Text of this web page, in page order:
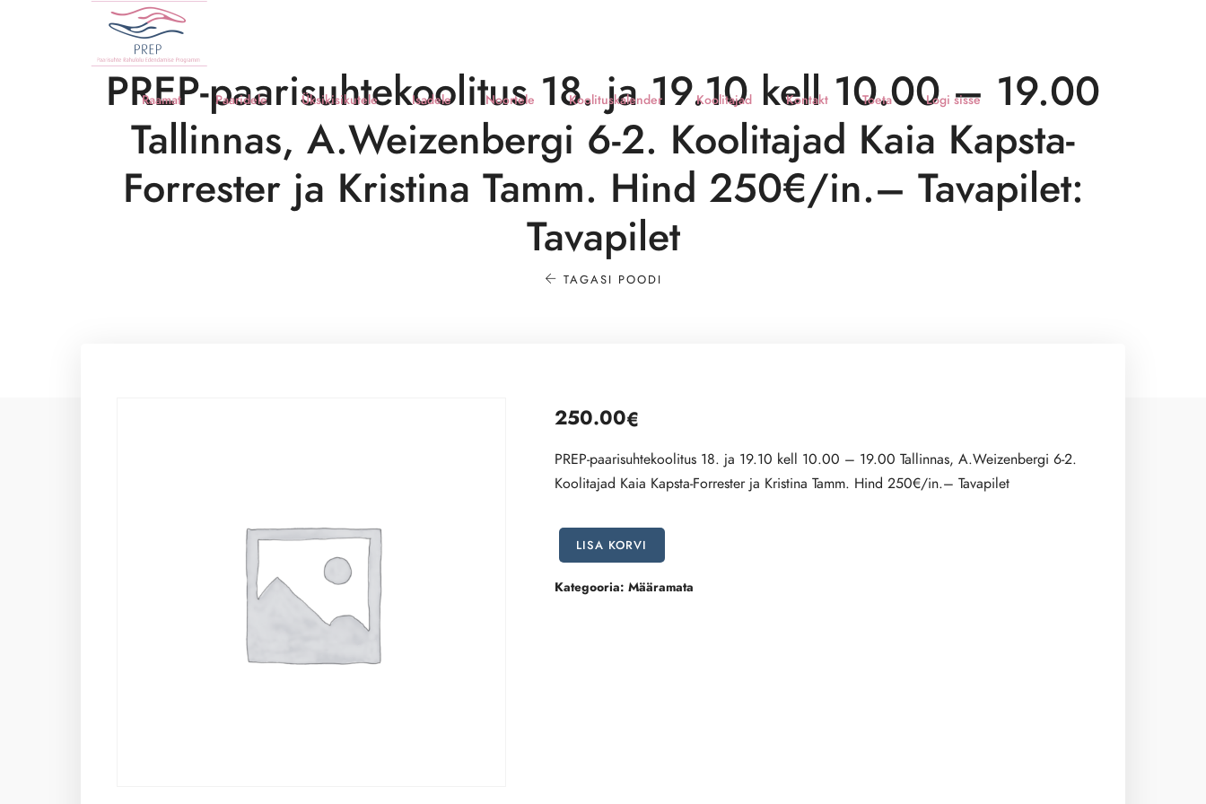
Raamat Paaridele Üksikisikutele Isadele Noortele Koolituskalender Koolitajad Kontakt Toeta Logi sisse
PREP-paarisuhtekoolitus 18. ja 19.10 kell 10.00 – 19.00
Tallinnas, A.Weizenbergi 6-2. Koolitajad Kaia Kapsta-
Forrester ja Kristina Tamm. Hind 250€/in.– Tavapilet:
Tavapilet
TAGASI POODI
250.00€
PREP-paarisuhtekoolitus 18. ja 19.10 kell 10.00 – 19.00 Tallinnas, A.Weizenbergi 6-2.
Koolitajad Kaia Kapsta-Forrester ja Kristina Tamm. Hind 250€/in.– Tavapilet
PREP-
paarisuhtekoolitus
18.
LISA KORVI
Kategooria: Määramata